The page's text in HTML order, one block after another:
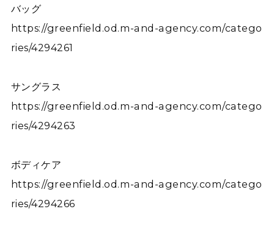
バッグ
https://greenfield.od.m-and-agency.com/catego
ries/4294261
サングラス
https://greenfield.od.m-and-agency.com/catego
ries/4294263
ボディケア
https://greenfield.od.m-and-agency.com/catego
ries/4294266